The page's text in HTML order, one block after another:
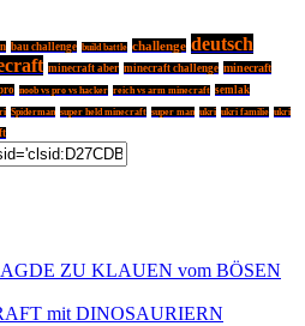
bau challenge build battle challenge deutsch
minecraft aber minecraft challenge minecraft
noob vs pro vs hacker reich vs arm minecraft semlak
Spiderman super held minecraft super man ukri ukri familie ukri
ZU KLAUEN vom BÖSEN
mit DINOSAURIERN